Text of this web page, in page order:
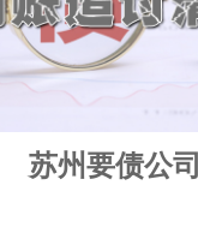
苏州要债公